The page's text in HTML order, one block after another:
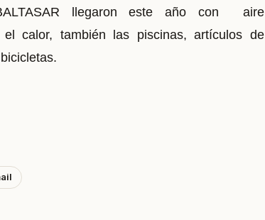
llegaron este año con aire
el calor, también las piscinas,artículos de